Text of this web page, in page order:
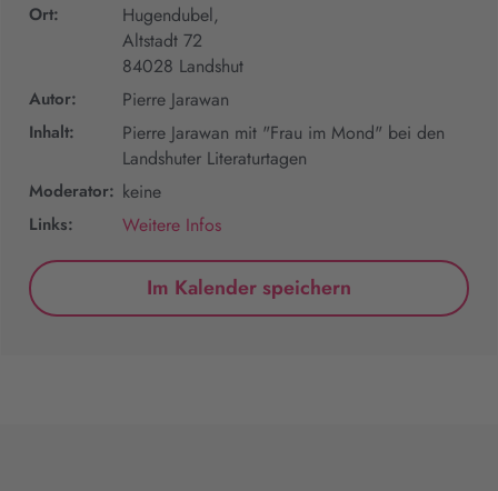
Ort:
Hugendubel,
Altstadt 72
84028 Landshut
Autor: Pierre Jarawan
Inhalt:
Pierre Jarawan mit "Frau im Mond" bei den
Landshuter Literaturtagen
Moderator: keine
Links: Weitere Infos
Im Kalender speichern